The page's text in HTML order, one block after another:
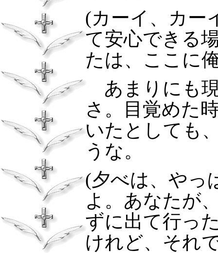
(カーイ、カ
て安心できる
たは、ここに
あまりにも
さ。目覚めた
いたとしても
うな。
(夕べは、やっ
よ。あなたが
ずに出て行っ
けれど、それ